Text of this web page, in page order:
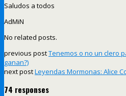
Saludos a todos
AdMiN
No related posts.
previous postTenemos o no un clero
ganan?)
next postLeyendas Mormonas: Alice
74 responses